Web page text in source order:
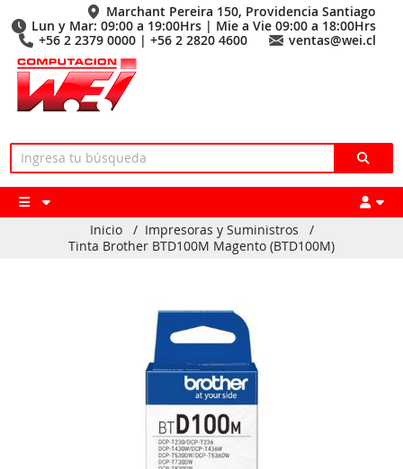
Marchant Pereira 150, Providencia Santiago
Lun y Mar: 09:00 a 19:00Hrs | Mie a Vie 09:00 a 18:00Hrs
+56 2 2379 0000 | +56 2 2820 4600
ventas@wei.cl
Inicio / Impresoras y Suministros
/
Tinta Brother BTD100M Magento (BTD100M)